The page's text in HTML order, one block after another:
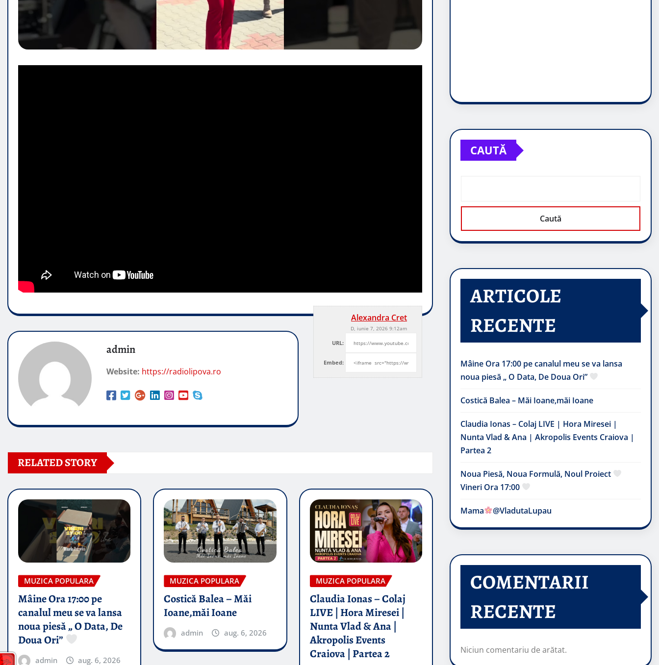
Alexandra Cret
D, iunie 7, 2026 9:12am
URL:
Embed:
admin
Website: https://radiolipova.ro
RELATED STORY
MUZICA POPULARA
Mâine Ora 17:00 pe
canalul meu se va lansa
noua piesă „ O Data, De
Doua Ori”
admin aug. 6, 2026
MUZICA POPULARA
Costică Balea – Măi
Ioane,măi Ioane
admin aug. 6, 2026
MUZICA POPULARA
Claudia Ionas – Colaj
LIVE | Hora Miresei |
Nunta Vlad & Ana |
Akropolis Events
Craiova | Partea 2
CAUTĂ
Caută
ARTICOLE
RECENTE
Mâine Ora 17:00 pe canalul meu se va lansa
noua piesă „ O Data, De Doua Ori”
Costică Balea – Măi Ioane,măi Ioane
Claudia Ionas – Colaj LIVE | Hora Miresei |
Nunta Vlad & Ana | Akropolis Events Craiova |
Partea 2
Noua Piesă, Noua Formulă, Noul Proiect
Vineri Ora 17:00
Mama @VladutaLupau
COMENTARII
RECENTE
Niciun comentariu de arătat.